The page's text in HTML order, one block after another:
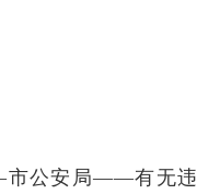
市公安局——有无违